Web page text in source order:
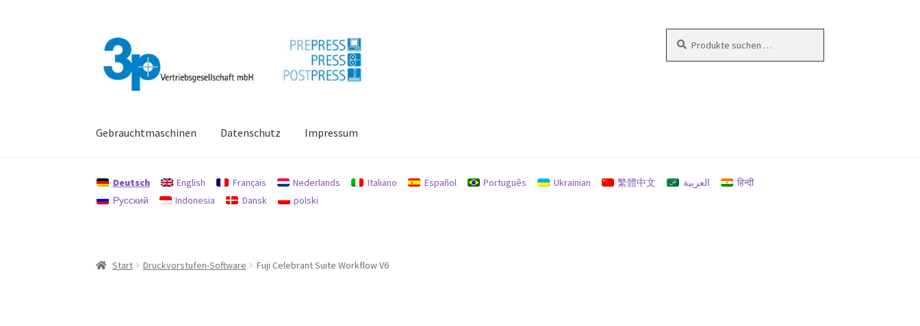
Navigation
springen
Zum
Inhalt
springen
nach:
Gebrauchtmaschinen Datenschutz Impressum
Deutsch English Français Nederlands Italiano Español Português Ukrainian 繁體中文 العربية
हिन्दी
Русский
Indonesia Dansk polski
Start Druckvorstufen-Software Fuji Celebrant Suite Workflow V6